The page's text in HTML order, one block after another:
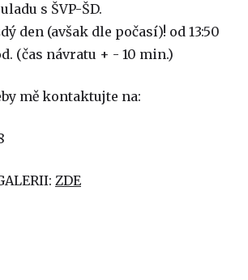
s ŠVP-ŠD.
den (avšak dle počasí)! od 13:50
(čas návratu + - 10 min.)
mě kontaktujte na:
ZDE